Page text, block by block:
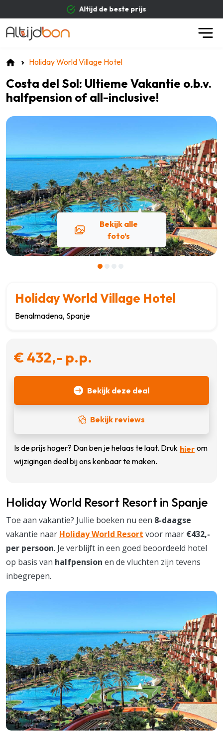
Holiday World Village Hotel
Costa del Sol: Ultieme Vakantie o.b.v.
halfpension of all-inclusive!
Bekijk alle
foto’s
Holiday World Village Hotel
Benalmadena, Spanje
€ 432,- p.p.
Bekijk deze deal
Bekijk reviews
Is de prijs hoger? Dan ben je helaas te laat. Druk hier om
wijzigingen deal bij ons kenbaar te maken.
Holiday World Resort Resort in Spanje
Toe aan vakantie? Jullie boeken nu een 8-daagse
vakantie naar Holiday World Resort voor maar €432,-
per persoon. Je verblijft in een goed beoordeeld hotel
op basis van halfpension en de vluchten zijn tevens
inbegrepen.